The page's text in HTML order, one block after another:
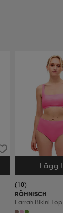
Välj storlek
Lägg
(10)
RÖHNISCH
Farrah Bikini